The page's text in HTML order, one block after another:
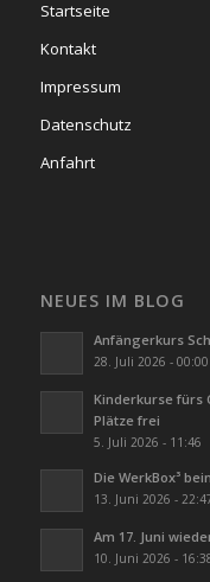
Startseite
Kontakt
Impressum
Datenschutz
Anfahrt
NEUES IM BLOG
Anfängerkurs
28. Juli 2026 - 00:00
Kinderkurse fürs
Plätze frei
5. Juli 2026 - 11:46
Die WerkBox³
13. Juni 2026 -
Am 17. Juni
10. Juni 2026 -